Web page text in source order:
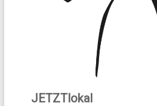
JETZTlokal